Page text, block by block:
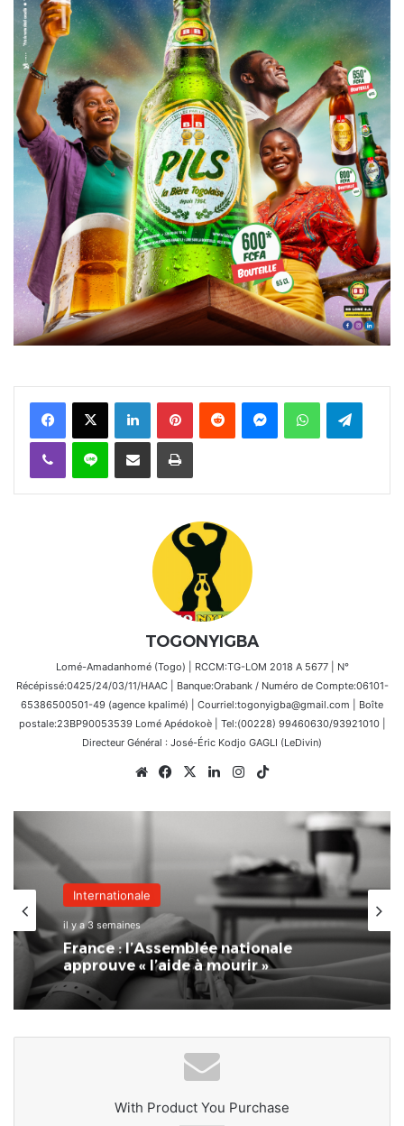
FacebookX Linkedin PinterestReddit MessengerWhatsAppTelegram
Viber Ligne Partager par email Imprimer
TOGONYIGBA
Lomé-Amadanhomé (Togo) | RCCM:TG-LOM 2018 A 5677 | N°
Récépissé:0425/24/03/11/HAAC | Banque:Orabank / Numéro de Compte:06101-
65386500501-49 (agence kpalimé) | Courriel:togonyigba@gmail.com | Boîte
postale:23BP90053539 Lomé Apédokoè | Tel:(00228) 99460630/93921010 |
Directeur Général : José-Éric Kodjo GAGLI (LeDivin)
WebsiteFacebook
X LinkedinInstagram
Internationale
il y a 3 semaines
France : l’Assemblée nationale
approuve « l’aide à mourir »
With Product You Purchase